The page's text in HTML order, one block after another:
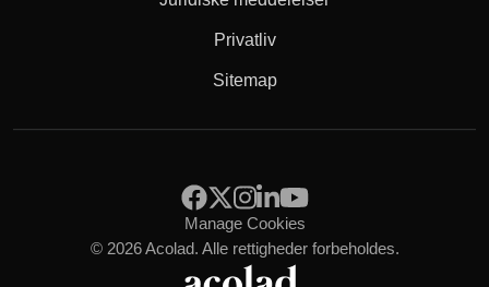
Privatliv
Sitemap
© 2026 Acolad. Alle rettigheder forbeholdes.
Manage Cookies